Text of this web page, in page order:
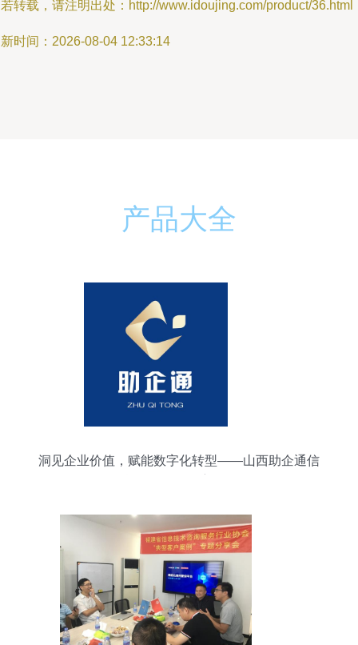
转载，请注明出处：http://www.idoujing.com/product/36.html
时间：2026-08-04 12:33:14
产品大全
洞见企业价值，赋能数字化转型——山西助企通信